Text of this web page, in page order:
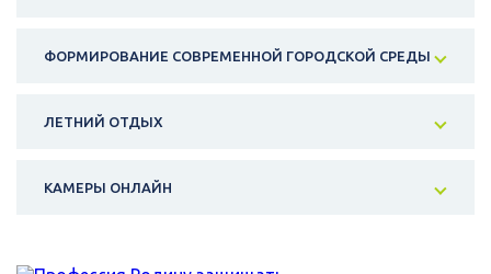
ФОРМИРОВАНИЕ СОВРЕМЕННОЙ ГОРОДСКОЙ СРЕДЫ
ЛЕТНИЙ ОТДЫХ
КАМЕРЫ ОНЛАЙН